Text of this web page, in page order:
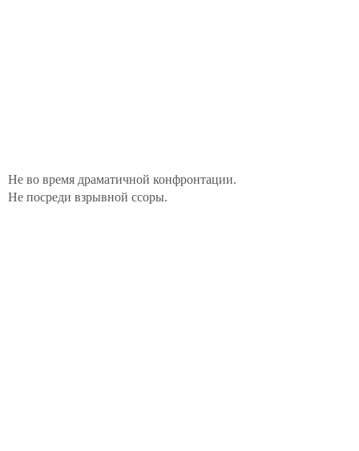
Не во время драматичной конфронтации.
Не посреди взрывной ссоры.